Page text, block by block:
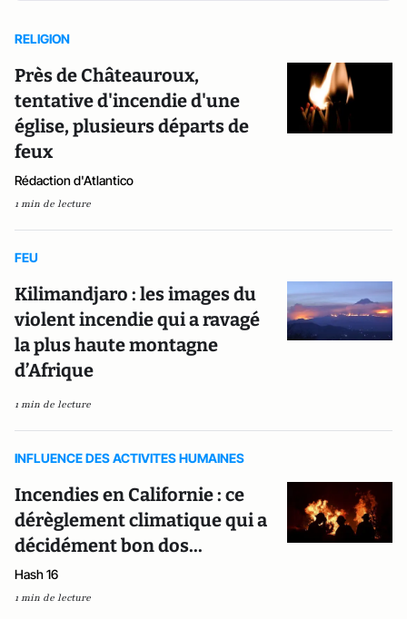
RELIGION
Près de Châteauroux,
tentative d'incendie d'une
église, plusieurs départs de
feux
Rédaction d'Atlantico
1 min de lecture
FEU
Kilimandjaro : les images du
violent incendie qui a ravagé
la plus haute montagne
d’Afrique
1 min de lecture
INFLUENCE DES ACTIVITES HUMAINES
Incendies en Californie : ce
dérèglement climatique qui a
décidément bon dos...
Hash 16
1 min de lecture